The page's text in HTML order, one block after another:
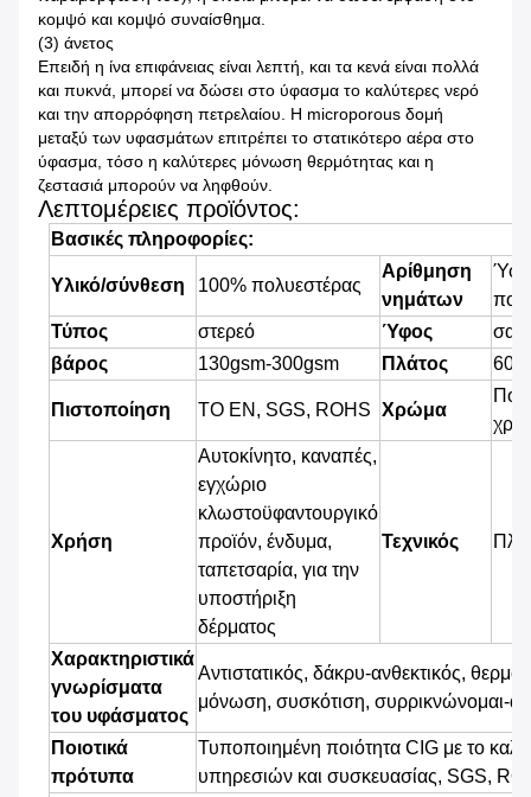
κομψό και κομψό συναίσθημα.
(3) άνετος
Επειδή η ίνα επιφάνειας είναι λεπτή, και τα κενά είναι πολλά
και πυκνά, μπορεί να δώσει στο ύφασμα το καλύτερες νερό
και την απορρόφηση πετρελαίου. Η microporous δομή
μεταξύ των υφασμάτων επιτρέπει το στατικότερο αέρα στο
ύφασμα, τόσο η καλύτερες μόνωση θερμότητας και η
ζεστασιά μπορούν να ληφθούν.
Λεπτομέρειες προϊόντος:
Βασικές πληροφορίες:
Υλικό/σύνθεση 100% πολυεστέρας
Αρίθμηση
νημάτων
Τύπος
στερεό Ύφος
βάρος
130gsm-300gsm Πλάτος 60
Πιστοποίηση ΤΟ EN, SGS, ROHS Χρώμα
Χρήση
Αυτοκίνητο, καναπές,
εγχώριο
κλωστοϋφαντουργικό
προϊόν, ένδυμα,
ταπετσαρία, για την
υποστήριξη
δέρματος
Τεχνικός
Χαρακτηριστικά
γνωρίσματα
του υφάσματος
Αντιστατικός, δάκρυ-ανθεκτικός,
μόνωση, συσκότιση, συρρικνώνομαι-
Ποιοτικά
πρότυπα
Τυποποιημένη ποιότητα CIG με το
υπηρεσιών και συσκευασίας, SGS,